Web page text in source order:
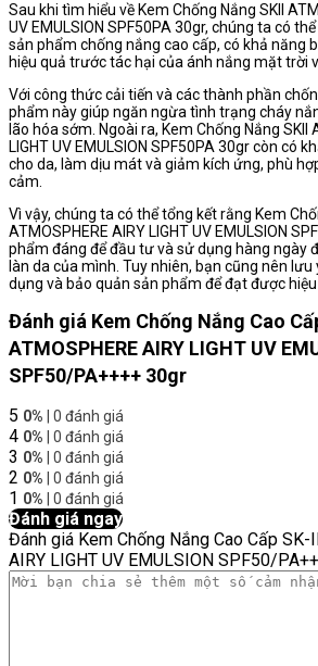
Sau khi tìm hiểu về Kem Chống Nắng SKII
UV EMULSION SPF50PA 30gr, chúng ta có
sản phẩm chống nắng cao cấp, có khả năng
hiệu quả trước tác hại của ánh nắng mặt trời
Với công thức cải tiến và các thành phần
phẩm này giúp ngăn ngừa tình trạng cháy
lão hóa sớm. Ngoài ra, Kem Chống Nắng SKII
LIGHT UV EMULSION SPF50PA 30gr còn có
cho da, làm dịu mát và giảm kích ứng, phù
cảm.
Vì vậy, chúng ta có thể tổng kết rằng Kem
ATMOSPHERE AIRY LIGHT UV EMULSION
phẩm đáng để đầu tư và sử dụng hàng ngày
làn da của mình. Tuy nhiên, bạn cũng nên
dụng và bảo quản sản phẩm để đạt được
Đánh giá Kem Chống Nắng Cao
ATMOSPHERE AIRY LIGHT UV
SPF50/PA++++ 30gr
5 0% | 0 đánh giá
4 0% | 0 đánh giá
3 0% | 0 đánh giá
2 0% | 0 đánh giá
1 0% | 0 đánh giá
Đánh giá ngay
Đánh giá Kem Chống Nắng Cao Cấp SK-
AIRY LIGHT UV EMULSION SPF50/